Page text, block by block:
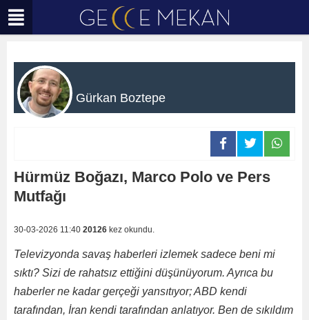
Gürkan Boztepe
Hürmüz Boğazı, Marco Polo ve Pers
Mutfağı
30-03-2026 11:40 20126 kez okundu.
Televizyonda savaş haberleri izlemek sadece beni mi
sıktı? Sizi de rahatsız ettiğini düşünüyorum. Ayrıca bu
haberler ne kadar gerçeği yansıtıyor; ABD kendi
tarafından, İran kendi tarafından anlatıyor. Ben de sıkıldım